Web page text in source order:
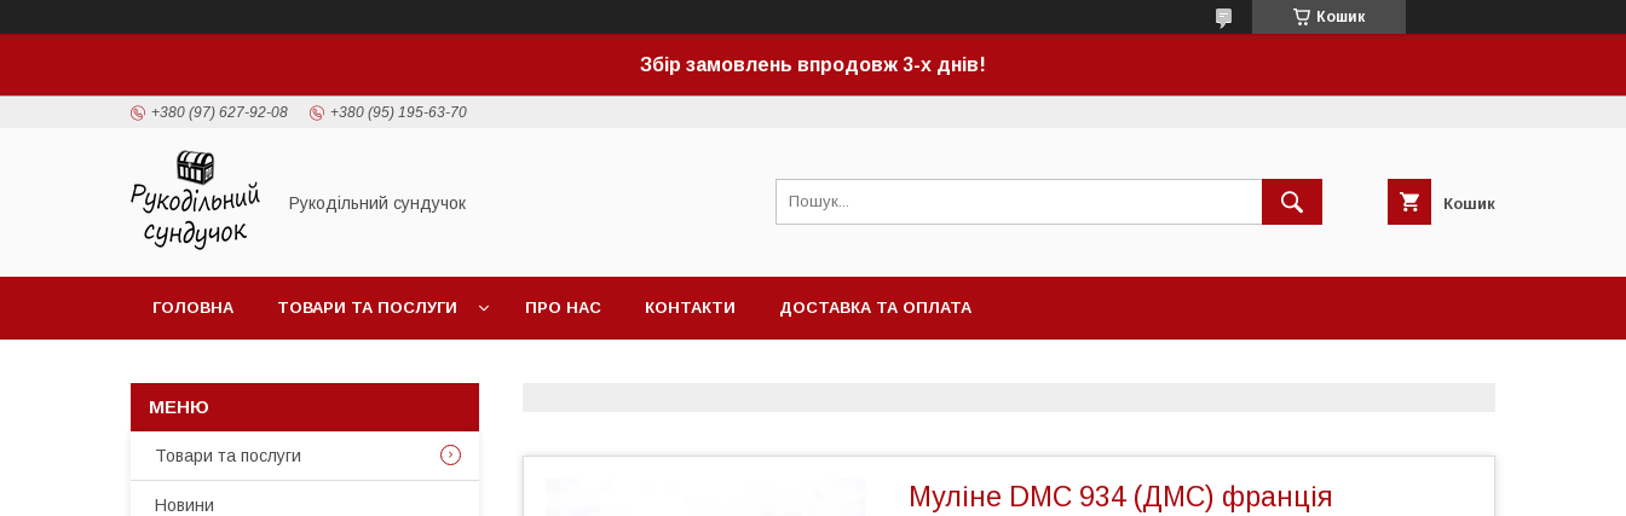
Кошик
Збір замовлень впродовж 3-х днів!
+380 (97) 627-92-08 +380 (95) 195-63-70
Рукодільний сундучок Кошик
ГОЛОВНА ТОВАРИ ТА ПОСЛУГИ ПРО НАС КОНТАКТИ ДОСТАВКА ТА ОПЛАТА
Муліне DMC 934 (ДМС) франція
Товари та послуги
Новини